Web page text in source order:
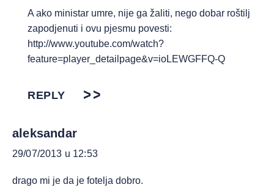
A ako ministar umre, nije ga žaliti, nego dobar roštilj
zapodjenuti i ovu pjesmu povesti:
http://www.youtube.com/watch?
feature=player_detailpage&v=ioLEWGFFQ-Q
REPLY
aleksandar
29/07/2013 u 12:53
drago mi je da je fotelja dobro.